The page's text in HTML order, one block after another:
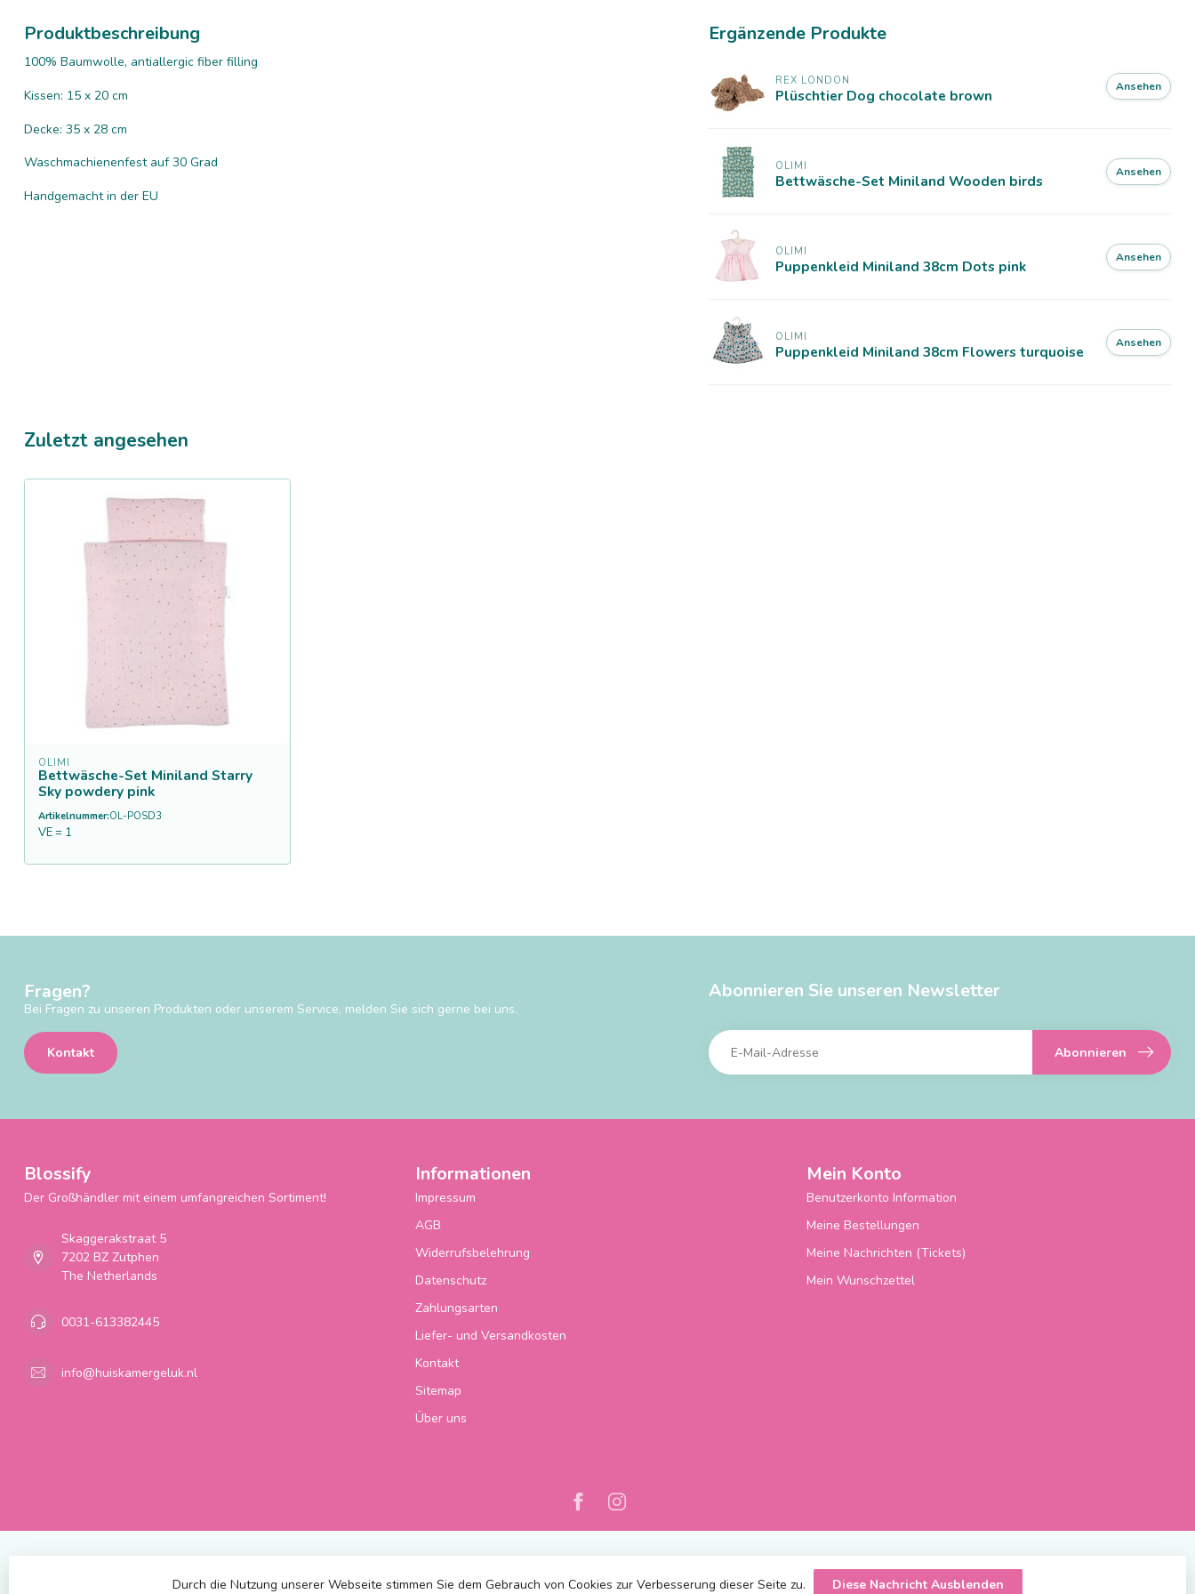
Produktbeschreibung
100% Baumwolle, antiallergic fiber filling
Kissen: 15 x 20 cm
Decke: 35 x 28 cm
Waschmachienenfest auf 30 Grad
Handgemacht in der EU
Ergänzende Produkte
REX LONDON
Plüschtier Dog chocolate brown Ansehen
OLIMI
Bettwäsche-Set Miniland Wooden birds Ansehen
OLIMI
Puppenkleid Miniland 38cm Dots pink Ansehen
OLIMI
Puppenkleid Miniland 38cm Flowers turquoise Ansehen
Zuletzt angesehen
OLIMI
Bettwäsche-Set Miniland Starry
Sky powdery pink
Artikelnummer:OL-POSD3
VE = 1
Fragen?
Bei Fragen zu unseren Produkten oder unserem Service, melden Sie sich gerne bei uns.
Kontakt
Abonnieren Sie unseren Newsletter
Abonnieren
Blossify
Der Großhändler mit einem umfangreichen Sortiment!
Skaggerakstraat 5
7202 BZ Zutphen
The Netherlands
0031-613382445
info@huiskamergeluk.nl
Informationen
Impressum
AGB
Widerrufsbelehrung
Datenschutz
Zahlungsarten
Liefer- und Versandkosten
Kontakt
Sitemap
Über uns
Mein Konto
Benutzerkonto Information
Meine Bestellungen
Meine Nachrichten (Tickets)
Mein Wunschzettel
Durch die Nutzung unserer Webseite stimmen Sie dem Gebrauch von Cookies zur Verbesserung dieser Seite zu. Diese Nachricht Ausblenden